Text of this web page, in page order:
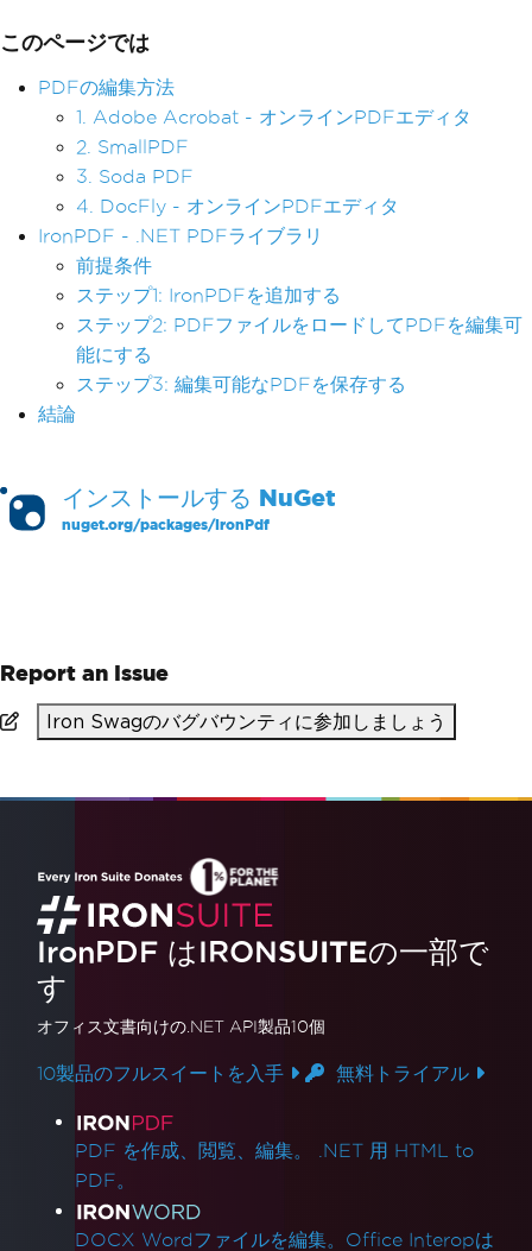
このページでは
PDFの編集方法
1. Adobe Acrobat - オンラインPDFエディタ
2. SmallPDF
3. Soda PDF
4. DocFly - オンラインPDFエディタ
IronPDF - .NET PDFライブラリ
前提条件
ステップ1: IronPDFを追加する
ステップ2: PDFファイルをロードしてPDFを編集可
能にする
ステップ3: 編集可能なPDFを保存する
結論
インストールする NuGet
nuget.org/packages/IronPdf
Report an Issue
Iron Swagのバグバウンティに参加しましょう
IronPDF はIRONSUITEの一部で
す
オフィス文書向けの.NET API製品10個
10製品のフルスイートを入手 無料トライアル
製品リンク
PDF を作成、閲覧、編集。 .NET 用 HTML to
PDF。
DOCX Wordファイルを編集。Office Interopは